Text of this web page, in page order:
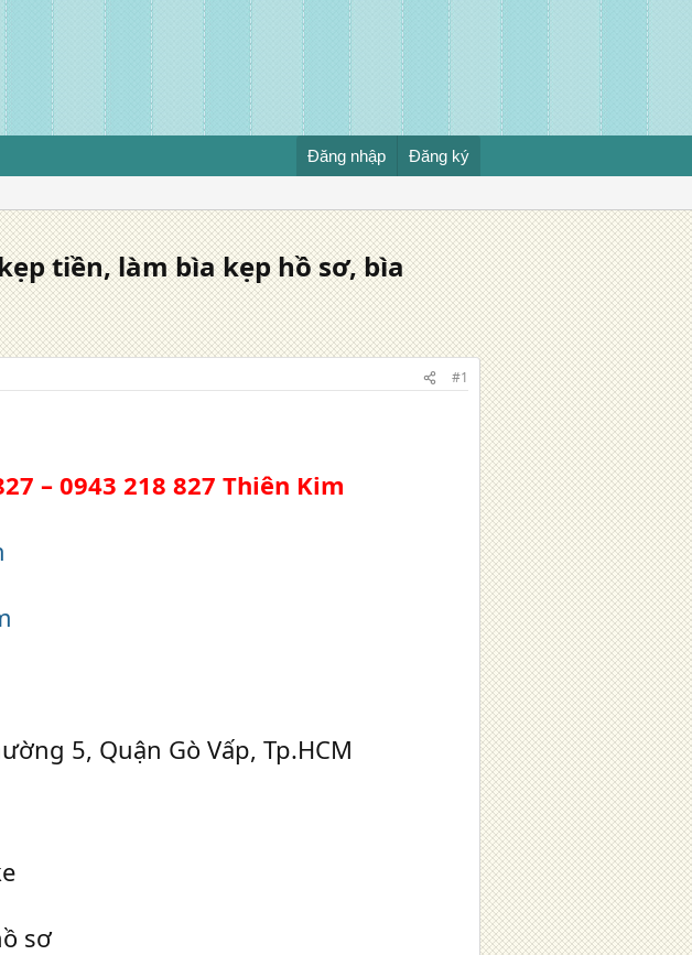
Đăng nhập Đăng ký
tiền, làm bìa kẹp hồ sơ, bìa
#1
– 0943 218 827 Thiên Kim
5, Quận Gò Vấp, Tp.HCM
sơ